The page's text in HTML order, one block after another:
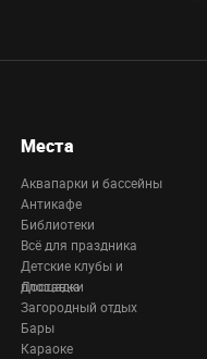
Места
Аквапарки и бассейны
Антикафе
Библиотеки
Всё для праздника
Детские клубы и
площадки
Доставка
Загородный отдых
Бары
Караоке